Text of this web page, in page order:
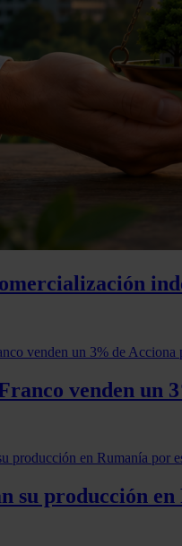
venden un
su producción